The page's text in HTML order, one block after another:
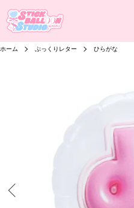
ホーム ぷっくりレター ひらがな